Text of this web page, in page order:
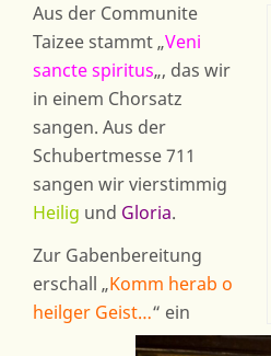
Aus der Communite
Taizee stammt „Veni
sancte spiritus„, das wir
in einem Chorsatz
sangen. Aus der
Schubertmesse 711
sangen wir vierstimmig
Heilig und Gloria.
Zur Gabenbereitung
erschall „Komm herab o
heilger Geist…“ ein